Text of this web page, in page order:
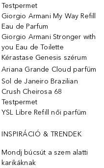
Testpermet
Giorgio Armani My Way Refill
Eau de Parfum
Giorgio Armani Stronger with
you Eau de Toilette
Kérastase Genesis szérum
Ariana Grande Cloud parfüm
Sol de Janeiro Brazilian
Crush Cheirosa 68
Testpermet
YSL Libre Refill női parfüm
INSPIRÁCIÓ & TRENDEK
Mondj búcsút a szem alatti
karikáknak